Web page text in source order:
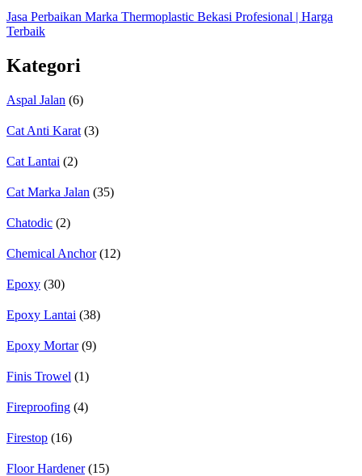
Jasa Perbaikan Marka Thermoplastic Bekasi Profesional | Harga
Terbaik
Kategori
Aspal Jalan (6)
Cat Anti Karat (3)
Cat Lantai (2)
Cat Marka Jalan (35)
Chatodic (2)
Chemical Anchor(12)
Epoxy (30)
Epoxy Lantai (38)
Epoxy Mortar(9)
Finis Trowel (1)
Fireproofing (4)
Firestop (16)
Floor Hardener(15)